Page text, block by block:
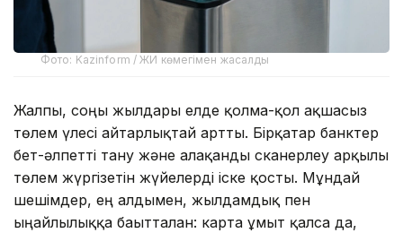
Фото: Kazinform / ЖИ көмегімен жасалды
Жалпы, соңғы жылдары елде қолма-қол ақшасыз
төлем үлесі айтарлықтай артты. Бірқатар банктер
бет-әлпетті тану және алақанды сканерлеу арқылы
төлем жүргізетін жүйелерді іске қосты. Мұндай
шешімдер, ең алдымен, жылдамдық пен
ыңғайлылыққа бағытталған: карта ұмыт қалса да,